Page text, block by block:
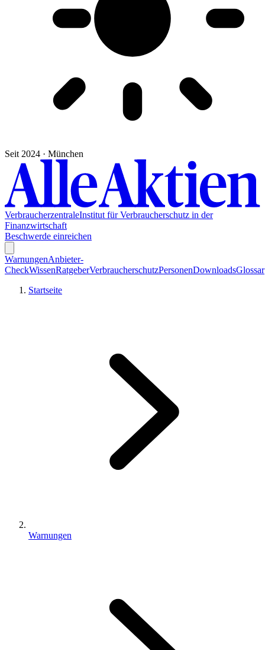
Seit 2024 · München
VerbraucherzentraleInstitut für Verbraucherschutz in der
Finanzwirtschaft
Beschwerde einreichen
WarnungenAnbieter-
CheckWissenRatgeberVerbraucherschutzPersonenDownloadsGlossar
Startseite
Warnungen